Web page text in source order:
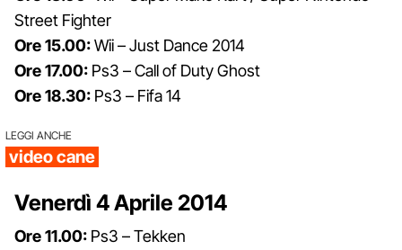
Street Fighter
Ore 15.00:Wii – Just Dance 2014
Ore 17.00: Ps3 – Call of Duty Ghost
Ore 18.30: Ps3 – Fifa 14
LEGGI ANCHE
video cane
Venerdì 4 Aprile 2014
Ore 11.00: Ps3 – Tekken